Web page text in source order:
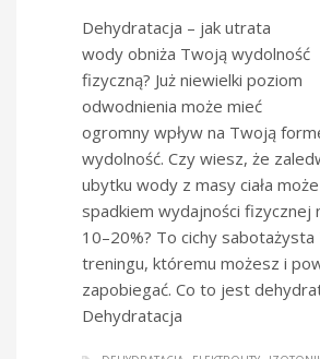
Dehydratacja – jak utrata
wody obniża Twoją wydolność
fizyczną? Już niewielki poziom
odwodnienia może mieć
ogromny wpływ na Twoją
wydolność. Czy wiesz, że
ubytku wody z masy ciała
spadkiem wydajności fizycznej
10–20%? To cichy
treningu, któremu możesz i
zapobiegać. Co to jest
Dehydratacja